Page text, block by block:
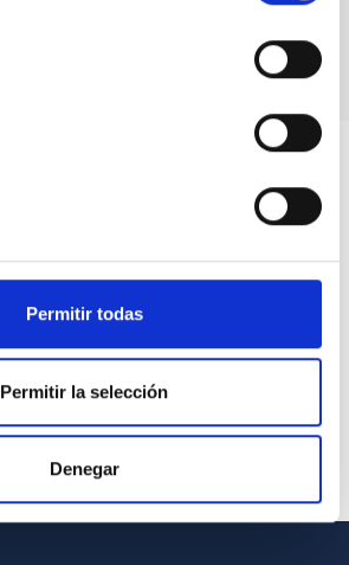
Permitir todas
Permitir la selección
Denegar